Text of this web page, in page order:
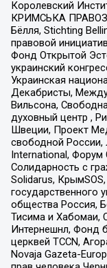
Королевский
КРИМСЬКА
Бёлля, Stichting
правовой
Фонд Открытой
украинский
Украинская
Декабристы,
Вильсона,
духовный центр ,
Швеции, Проект
свободной России,
International,
Солидарность с
Solidarus,
государственного
общества Россия,
Тисима и Хабомаи,
Интернешнл, Фонд
церквей TCCN,
Novaja Gazeta-